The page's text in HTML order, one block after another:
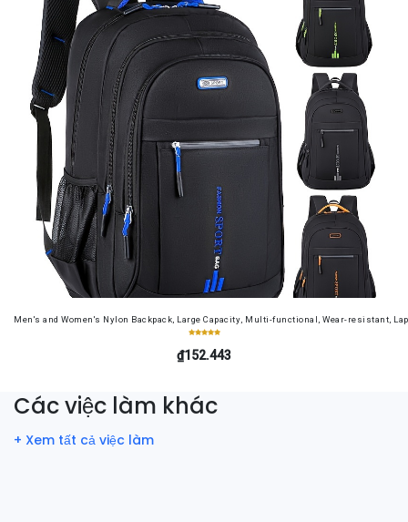
Men's and Women's Nylon Backpack, Large Capacity, Multi-functional, Wear-resistant,
₫152.443
Các việc làm khác
+ Xem tất cả việc làm